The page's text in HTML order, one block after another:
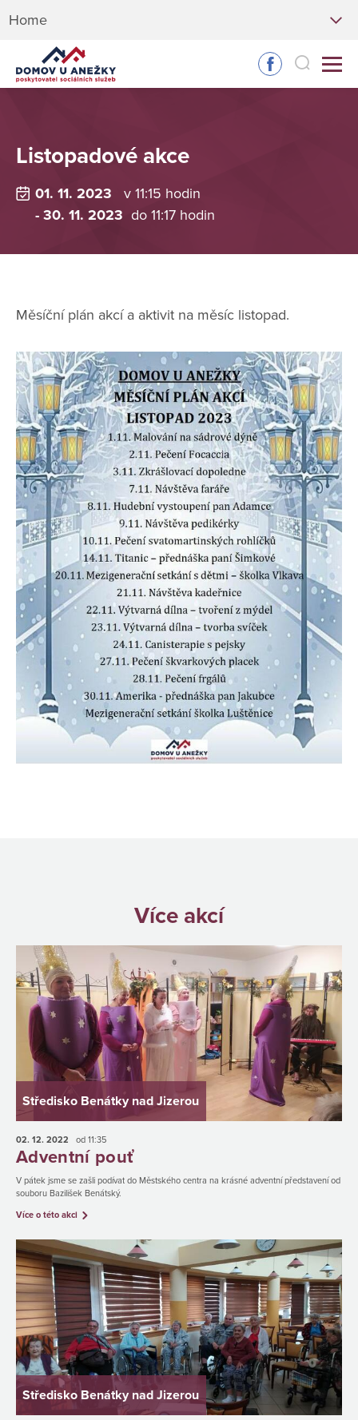
Home
Listopadové akce
01. 11. 2023
v 11:15 hodin
- 30. 11. 2023 do 11:17 hodin
Měsíční plán akcí a aktivit na měsíc listopad.
Více akcí
Středisko Benátky nad Jizerou
02. 12. 2022 od 11:35
Adventní pouť
V pátek jsme se zašli podívat do Městského centra na krásné adventní představení od
souboru Bazilišek Benátský.
Více o této akci
Středisko Benátky nad Jizerou